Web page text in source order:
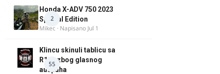
2
Honda X-ADV 750 2023
Special Edition
Mikec · Napisano Jul 1
55
Klincu skinuli tablicu sa
R125 zbog glasnog
auspuha